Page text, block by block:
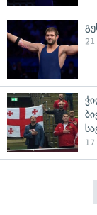
21
17